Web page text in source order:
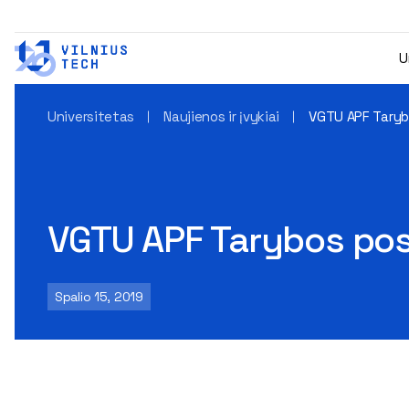
Universitetas Naujienos ir įvykiai VGTU APF
VGTU APF Tarybos
Spalio 15, 2019